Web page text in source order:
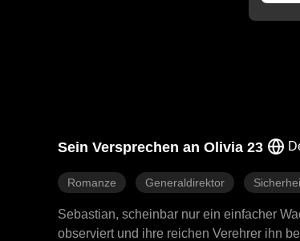
Sein Versprechen an Olivia 23
Romanze Generaldirektor
Sebastian, scheinbar nur ein einfacher
observiert und ihre reichen Verehrer ihn